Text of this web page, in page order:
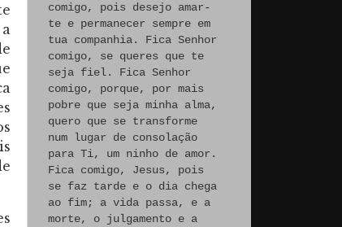
comigo, pois desejo amar-
te e permanecer sempre em
tua companhia. Fica Senhor
comigo, se queres que te
seja fiel. Fica Senhor
comigo, porque, por mais
pobre que seja minha alma,
quero que se transforme
num lugar de consolação
para Ti, um ninho de amor.
Fica comigo, Jesus, pois
se faz tarde e o dia chega
ao fim; a vida passa, e a
morte, o julgamento e a